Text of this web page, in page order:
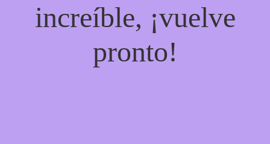
increíble, ¡vuelve
pronto!